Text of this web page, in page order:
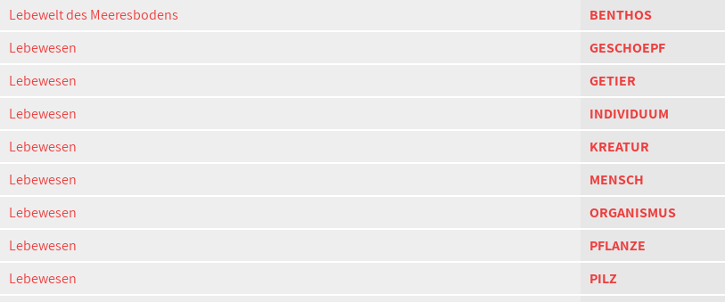
Lebewelt des Meeresbodens
BENTHOS
Lebewesen
GESCHOEPF
Lebewesen
GETIER
Lebewesen
INDIVIDUUM
Lebewesen
KREATUR
Lebewesen
MENSCH
Lebewesen
ORGANISMUS
Lebewesen
PFLANZE
Lebewesen
PILZ